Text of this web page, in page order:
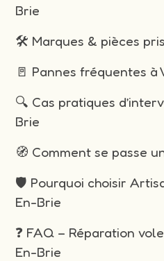
Brie
🛠️ Marques & pièces
🚪 Pannes fréquentes à
🔍 Cas pratiques
Brie
🧭 Comment se passe
🛡️ Pourquoi choisir
En-Brie
❓ FAQ – Réparation
En-Brie